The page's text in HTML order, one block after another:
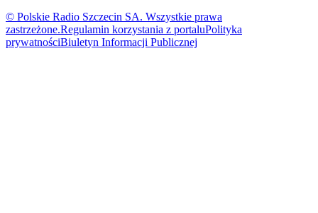
© Polskie Radio Szczecin SA. Wszystkie prawa
zastrzeżone.Regulamin korzystania z portaluPolityka
prywatnościBiuletyn Informacji Publicznej